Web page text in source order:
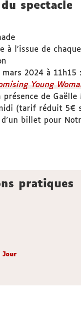
spectacle
à l'issue de chaque
mars 2024 à
Young
présence de
(tarif réduit 5€
billet pour
pratiques
Jour